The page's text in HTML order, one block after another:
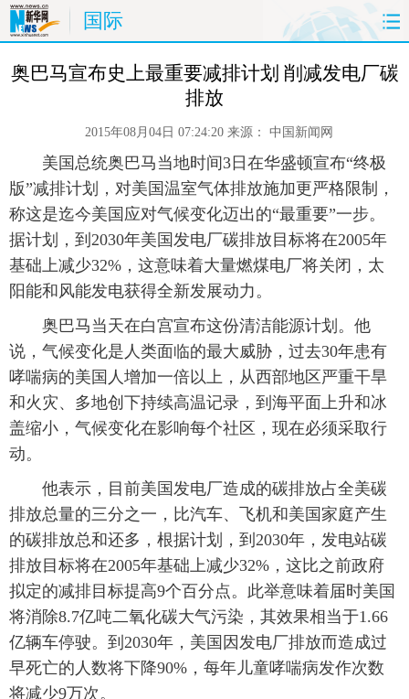
国际
首页 时政 国际 财经
时尚 思客 地方 法治
港澳 台湾 华人 汽车
科技 能源 房产
图片 视频 彩票
旅游 健康 信息化 数据
金融 公益 军事 无人机
富媒体 摄影 新华广播
新华电视中文 新华电视英文 返回PC
奥巴马宣布史上最重要减排计划 削减发电厂碳
排放
2015年08月04日 07:24:20 来源： 中国新闻网
美国总统奥巴马当地时间3日在华盛顿宣布“终极
版”减排计划，对美国温室气体排放施加更严格限制，
称这是迄今美国应对气候变化迈出的“最重要”一步。
据计划，到2030年美国发电厂碳排放目标将在2005年
基础上减少32%，这意味着大量燃煤电厂将关闭，太
阳能和风能发电获得全新发展动力。
奥巴马当天在白宫宣布这份清洁能源计划。他
说，气候变化是人类面临的最大威胁，过去30年患有
哮喘病的美国人增加一倍以上，从西部地区严重干旱
和火灾、多地创下持续高温记录，到海平面上升和冰
盖缩小，气候变化在影响每个社区，现在必须采取行
动。
他表示，目前美国发电厂造成的碳排放占全美碳
排放总量的三分之一，比汽车、飞机和美国家庭产生
的碳排放总和还多，根据计划，到2030年，发电站碳
排放目标将在2005年基础上减少32%，这比之前政府
拟定的减排目标提高9个百分点。此举意味着届时美国
将消除8.7亿吨二氧化碳大气污染，其效果相当于1.66
亿辆车停驶。到2030年，美国因发电厂排放而造成过
早死亡的人数将下降90%，每年儿童哮喘病发作次数
将减少9万次。